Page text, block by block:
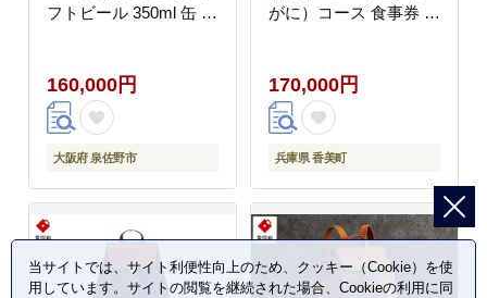
フトビール 350ml 缶 ビ
酌 高評価 家計応援 ヤ
ッホーブルーイング】
G4288
160,000円
大阪府 泉佐野市
がに）コース 食事券 香
170,000円
兵庫県 香美町
当サイトでは、サイト利便性向上のため、クッキー（Cookie）を使
用しています。サイトの閲覧を継続された場合、Cookieの利用に同